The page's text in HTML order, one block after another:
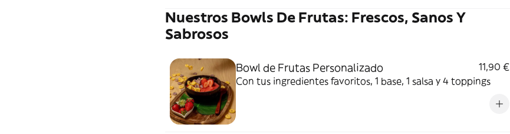
Nuestros Bowls De Frutas: Frescos, Sanos Y
Sabrosos
Bowl de Frutas Personalizado
11,90 €
Con tus ingredientes favoritos, 1 base, 1 salsa y 4 toppings